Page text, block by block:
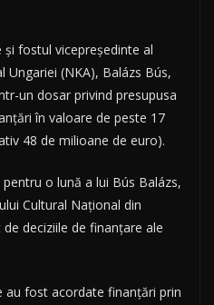
fostul vicepreședinte al
Ungariei (NKA), Balázs Bús,
un dosar privind presupusa
în valoare de peste 17
48 de milioane de euro).
o lună a lui Bús Balázs,
Cultural Național din
deciziile de finanțare ale
au fost acordate finanțări prin